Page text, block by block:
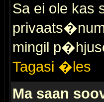
Sa ei ole kas
mingil
Tagasi �les
Ma saan